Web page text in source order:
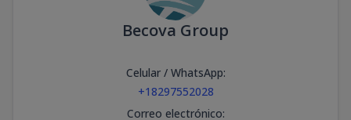
Becova Group
Celular / WhatsApp:
+18297552028
Correo electrónico: